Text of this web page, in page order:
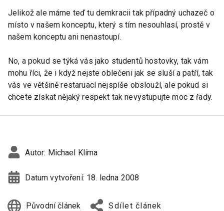
Jelikož ale máme teď tu demkracii tak případný uchazeč o
místo v našem konceptu, který s tím nesouhlasí, prostě v
našem konceptu ani nenastoupí.
No, a pokud se týká vás jako studentů hostovky, tak vám
mohu říci, že i když nejste oblečeni jak se sluší a patří, tak
vás ve většině restaruací nejspíše obslouží, ale pokud si
chcete získat nějaký respekt tak nevystupujte moc z řady.
Autor: Michael Klíma
Datum vytvoření: 18. ledna 2008
Původní článek Sdílet článek